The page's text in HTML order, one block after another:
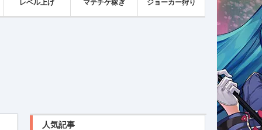
レベル上げ マテチケ稼ぎ ジョーカー狩り
人気記事